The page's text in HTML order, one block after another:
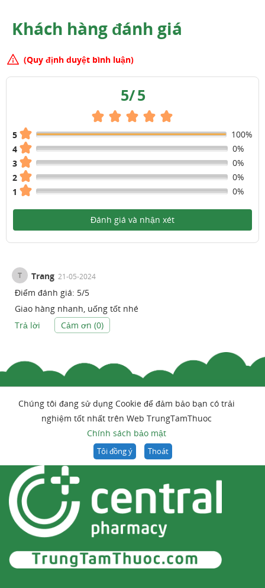
Khách hàng đánh giá
(Quy định duyệt bình luận)
5/5
5
100%
4
0%
3
0%
2
0%
1
0%
Đánh giá và nhận xét
T Trang 21-05-2024
Điểm đánh giá: 5/5
Giao hàng nhanh, uống tốt nhé
Trả lời
Cảm ơn (0)
Chúng tôi đang sử dụng Cookie để đảm bảo bạn có trải
nghiệm tốt nhất trên Web TrungTamThuoc
Chính sách bảo mật
Tôi đồng ý Thoát